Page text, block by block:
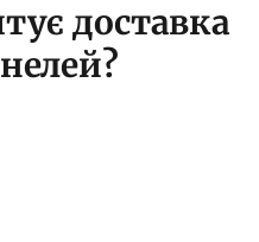
доставка